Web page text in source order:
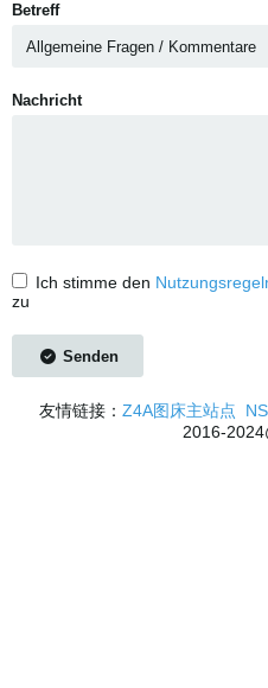
Betreff
Nachricht
Ich stimme den
zu
Senden
友情链接： Z4A图床主站点
2016-